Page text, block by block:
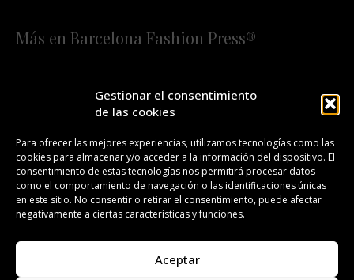
Gestionar el consentimiento
de las cookies
Para ofrecer las mejores experiencias, utilizamos tecnologías como las
cookies para almacenar y/o acceder a la información del dispositivo. El
consentimiento de estas tecnologías nos permitirá procesar datos
como el comportamiento de navegación o las identificaciones únicas
en este sitio. No consentir o retirar el consentimiento, puede afectar
negativamente a ciertas características y funciones.
Aceptar
Más en Barcelona Fashion Press®
¡SUSCRÍBETE A NUESTRA FASHION NEWS!
CONTACTO REDACCIÓN PUBLICIDAD
ISSN 2385-4839 DL B 27443-2014